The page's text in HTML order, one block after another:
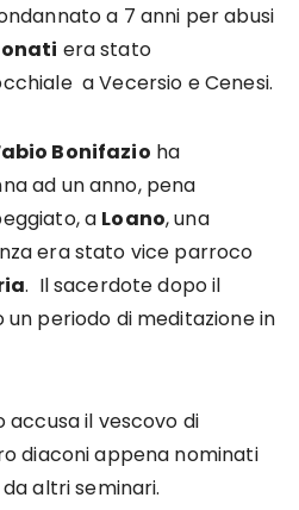
a 7 anni per abusi
era stato
a Vecersio e Cenesi.
Bonifazio ha
ad un anno, pena
a Loano, una
era stato vice parroco
. Il sacerdote dopo il
periodo di meditazione in
accusa il vescovo di
diaconi appena nominati
altri seminari.